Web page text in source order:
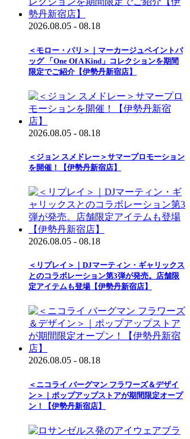
2026.08.05 - 08.18
＜モロー・パリ＞｜マーカージュペイントバ
ッグ 「One Of A Kind」コレクションを期間
限定でご紹介【伊勢丹新宿店】
2026.08.05 - 08.18
＜ジョン スメドレー＞サマープロモーション
を開催！【伊勢丹新宿店】
2026.08.05 - 08.18
＜リプレイ＞｜DJマーティン・ギャリックス
とのコラボレーション第3弾が発売。店舗限
定アイテムも登場【伊勢丹新宿店】
2026.08.05 - 08.18
＜ニコライ バーグマン フラワーズ＆デザイ
ン＞｜ポップアップストアが期間限定オープ
ン！【伊勢丹新宿店】